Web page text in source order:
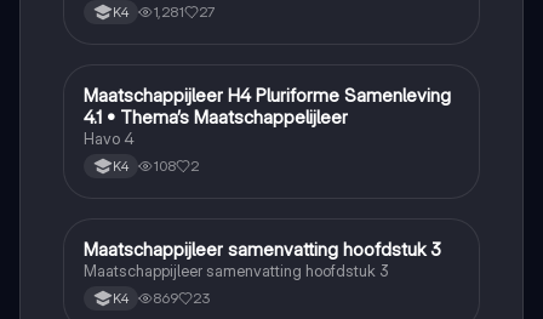
K4 1,281 27
Maatschappijleer
Maatschappijleer H4 Pluriforme Samenleving
4.1 • Thema’s Maatschappelijleer
Havo 4
K4 108 2
Maatschappijleer
Maatschappijleer samenvatting hoofdstuk 3
Maatschappijleer samenvatting hoofdstuk 3
K4 869 23